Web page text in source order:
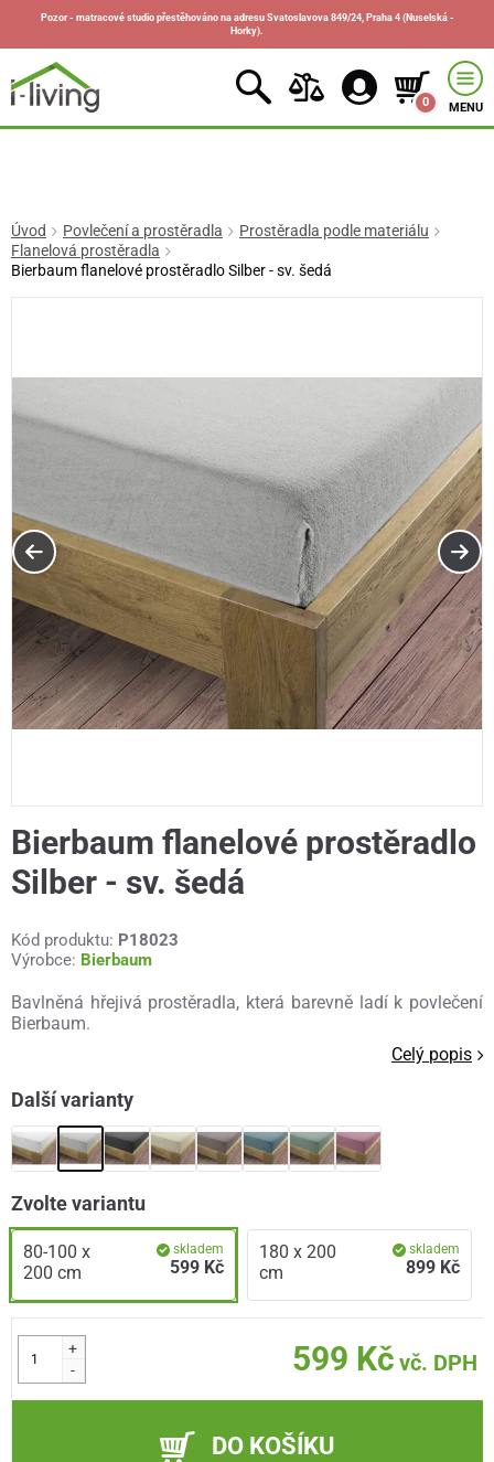
Pozor - matracové studio přestěhováno na adresu Svatoslavova 849/24, Praha 4 (Nuselská -
Horky).
0 MENU
Úvod Povlečení a prostěradla
Prostěradla podle materiálu
Flanelová prostěradla
Bierbaum flanelové prostěradlo Silber - sv. šedá
Bierbaum flanelové prostěradlo
Silber - sv. šedá
Kód produktu: P18023
Výrobce: Bierbaum
Bavlněná hřejivá prostěradla, která barevně ladí k povlečení
Bierbaum.
Celý popis
Další varianty
Zvolte variantu
80-100 x
200 cm
skladem
599 Kč
180 x 200
cm
skladem
899 Kč
+
-
599 Kč vč. DPH
DO KOŠÍKU